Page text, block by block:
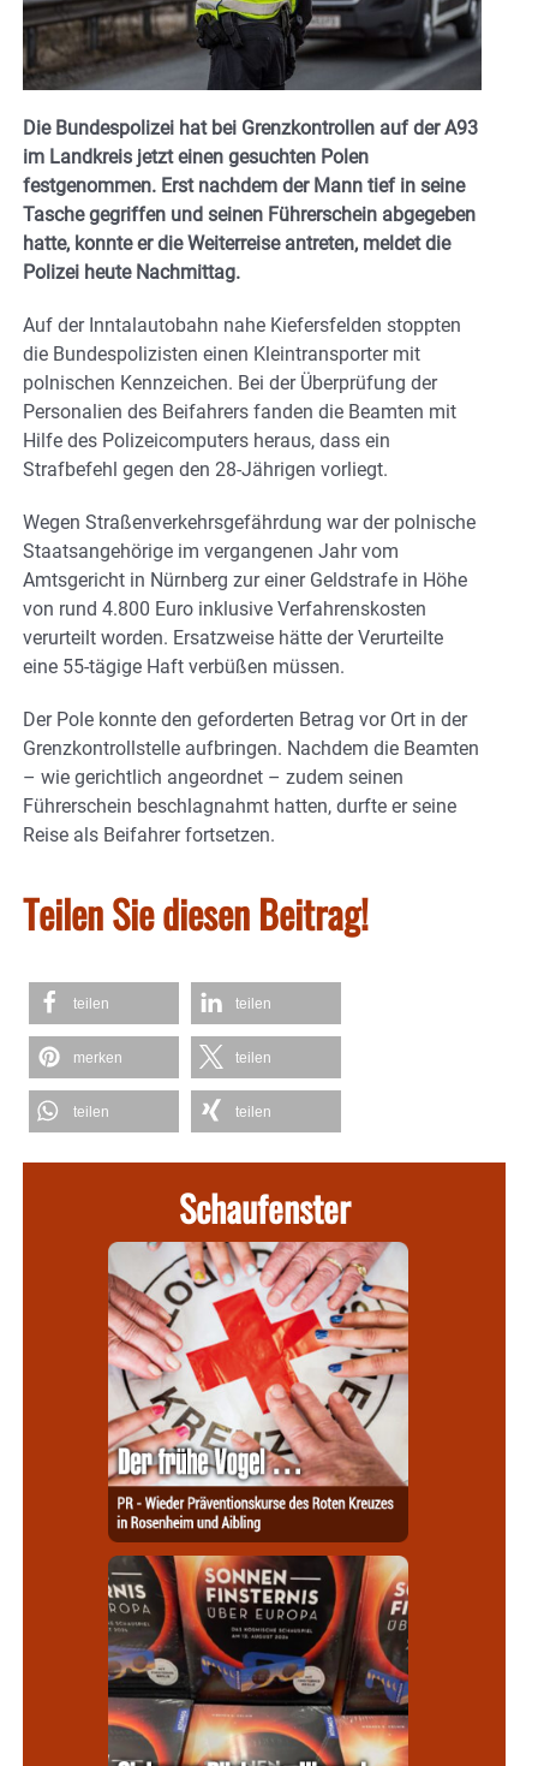
Die Bundespolizei hat bei Grenzkontrollen auf der A93
im Landkreis jetzt einen gesuchten Polen
festgenommen. Erst nachdem der Mann tief in seine
Tasche gegriffen und seinen Führerschein abgegeben
hatte, konnte er die Weiterreise antreten, meldet die
Polizei heute Nachmittag.
Auf der Inntalautobahn nahe Kiefersfelden stoppten
die Bundespolizisten einen Kleintransporter mit
polnischen Kennzeichen. Bei der Überprüfung der
Personalien des Beifahrers fanden die Beamten mit
Hilfe des Polizeicomputers heraus, dass ein
Strafbefehl gegen den 28-Jährigen vorliegt.
Wegen Straßenverkehrsgefährdung war der polnische
Staatsangehörige im vergangenen Jahr vom
Amtsgericht in Nürnberg zur einer Geldstrafe in Höhe
von rund 4.800 Euro inklusive Verfahrenskosten
verurteilt worden. Ersatzweise hätte der Verurteilte
eine 55-tägige Haft verbüßen müssen.
Der Pole konnte den geforderten Betrag vor Ort in der
Grenzkontrollstelle aufbringen. Nachdem die Beamten
– wie gerichtlich angeordnet – zudem seinen
Führerschein beschlagnahmt hatten, durfte er seine
Reise als Beifahrer fortsetzen.
Teilen Sie diesen Beitrag!
teilen teilen
merken teilen
teilen teilen
Schaufenster